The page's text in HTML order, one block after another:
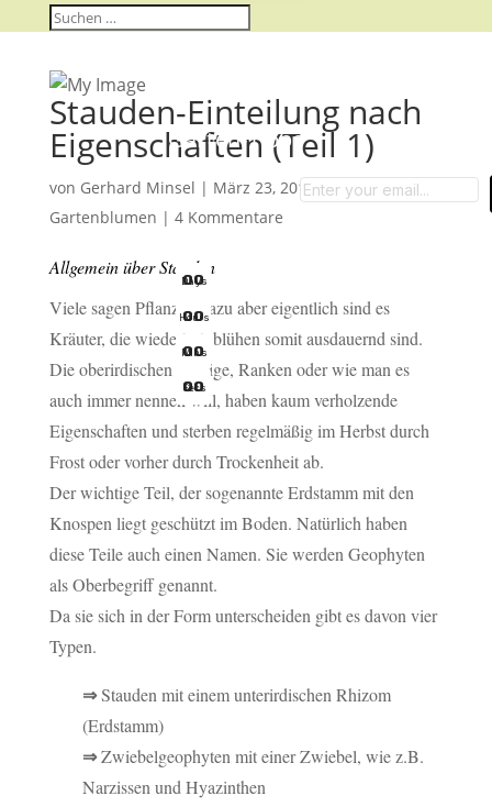
Stauden-Einteilung nach
Eigenschaften (Teil 1)
von Gerhard Minsel | März 23, 2015|Stauden &
Gartenblumen | 4 Kommentare
Allgemein über Stauden
Viele sagen Pflanzen dazu aber eigentlich sind es
Kräuter, die wiederholt blühen somit ausdauernd sind.
Die oberirdischen Zweige, Ranken oder wie man es
auch immer nennen will, haben kaum verholzende
Eigenschaften und sterben regelmäßig im Herbst durch
Frost oder vorher durch Trockenheit ab.
Der wichtige Teil, der sogenannte Erdstamm mit den
Knospen liegt geschützt im Boden. Natürlich haben
diese Teile auch einen Namen. Sie werden Geophyten
als Oberbegriff genannt.
Da sie sich in der Form unterscheiden gibt es davon vier
Typen.
⇒Stauden mit einem unterirdischen Rhizom
(Erdstamm)
⇒Zwiebelgeophyten mit einer Zwiebel, wie z.B.
Narzissen und Hyazinthen
00
Days
00
Hours
00
Mins
00
Secs
Garten-Tipps